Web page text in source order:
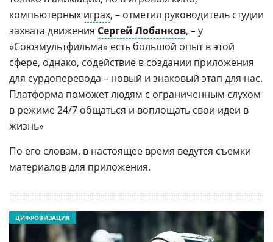
компьютерных играх, – отметил руководитель студии
захвата движения Сергей Лобанков, – у
«Союзмультфильма» есть большой опыт в этой
сфере, однако, содействие в создании приложения
для сурдоперевода – новый и знаковый этап для нас.
Платформа поможет людям с ограниченным слухом
в режиме 24/7 общаться и воплощать свои идеи в
жизнь»
По его словам, в настоящее время ведутся съемки
материалов для приложения.
ЦИФРОВИЗАЦИЯ